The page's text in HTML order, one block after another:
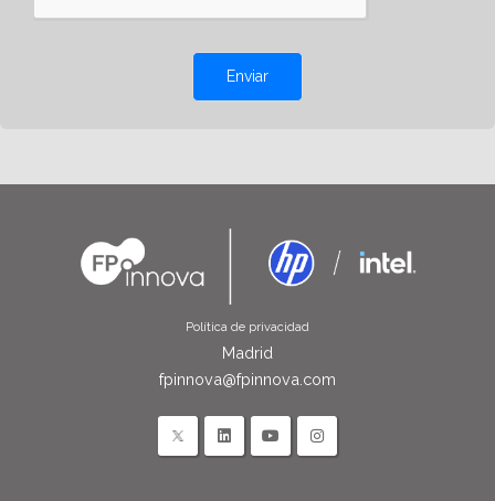
Enviar
Política de privacidad
Madrid
fpinnova@fpinnova.com